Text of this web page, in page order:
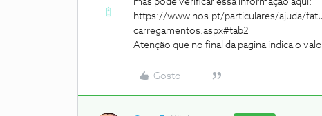
mas pode verificar essa informação aqui:
https://www.nos.pt/particulares/ajuda/
carregamentos.aspx#tab2
Atenção que no final da pagina indica o
Gosto